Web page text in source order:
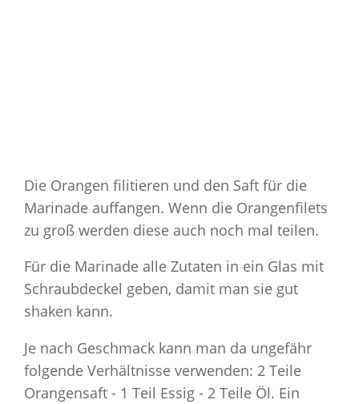
Die Orangen filitieren und den Saft für die
Marinade auffangen. Wenn die Orangenfilets
zu groß werden diese auch noch mal teilen.
Für die Marinade alle Zutaten in ein Glas mit
Schraubdeckel geben, damit man sie gut
shaken kann.
Je nach Geschmack kann man da ungefähr
folgende Verhältnisse verwenden: 2 Teile
Orangensaft - 1 Teil Essig - 2 Teile Öl. Ein